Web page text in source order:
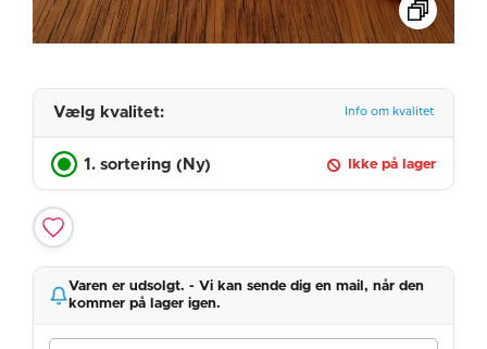
Vælg kvalitet: Info om kvalitet
1. sortering (Ny) Ikke på lager
Varen er udsolgt. - Vi kan sende dig en mail, når den
kommer på lager igen.